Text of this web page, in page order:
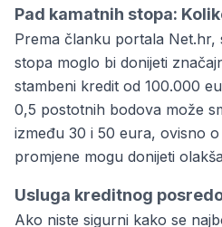
Pad kamatnih stopa:
Prema članku portala Net.hr,
stopa moglo bi donijeti
stambeni kredit od 100.000
0,5 postotnih bodova može
između 30 i 50 eura, ovisno
promjene mogu donijeti
Usluga kreditnog
Ako niste sigurni kako se